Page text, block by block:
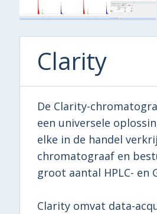
Clarity
De Clarity-
een universele
elke in de handel
chromatograaf en
groot aantal HPLC- en
Clarity omvat data-